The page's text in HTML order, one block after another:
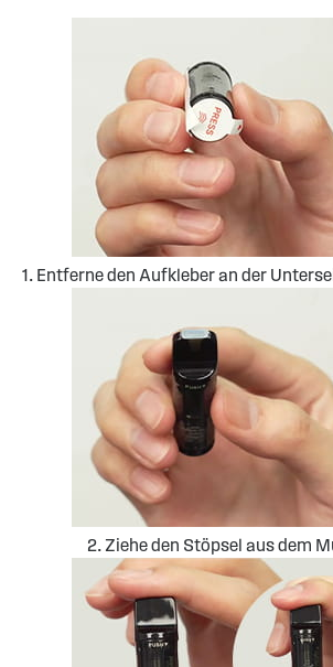
1. Entferne den Aufkleber an der
2. Ziehe den Stöpsel aus dem